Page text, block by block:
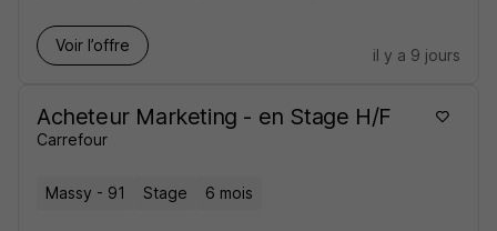
Voir l’offre
il y a 9 jours
Acheteur Marketing - en Stage H/F
Carrefour
Massy - 91 Stage 6 mois